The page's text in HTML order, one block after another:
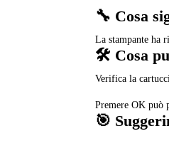
🔧 Cosa
La stampante ha
🛠️ Cosa
Verifica la
Premere OK può
🎯